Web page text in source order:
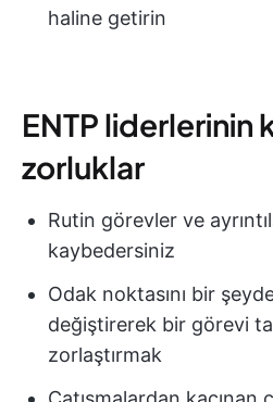
haline getirin
ENTP liderlerinin
zorluklar
Rutin görevler ve
kaybedersiniz
Odak noktasını bir
değiştirerek bir görevi
zorlaştırmak